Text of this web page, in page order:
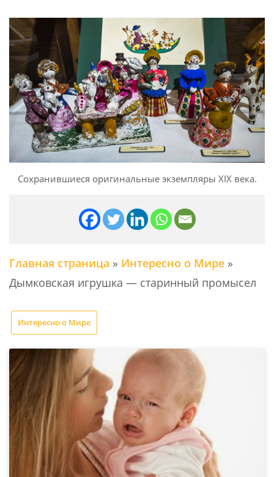
Сохранившиеся оригинальные экземпляры ХIХ века.
Главная страница » Интересно о Мире »
Дымковская игрушка — старинный промысел
Интересно о Мире